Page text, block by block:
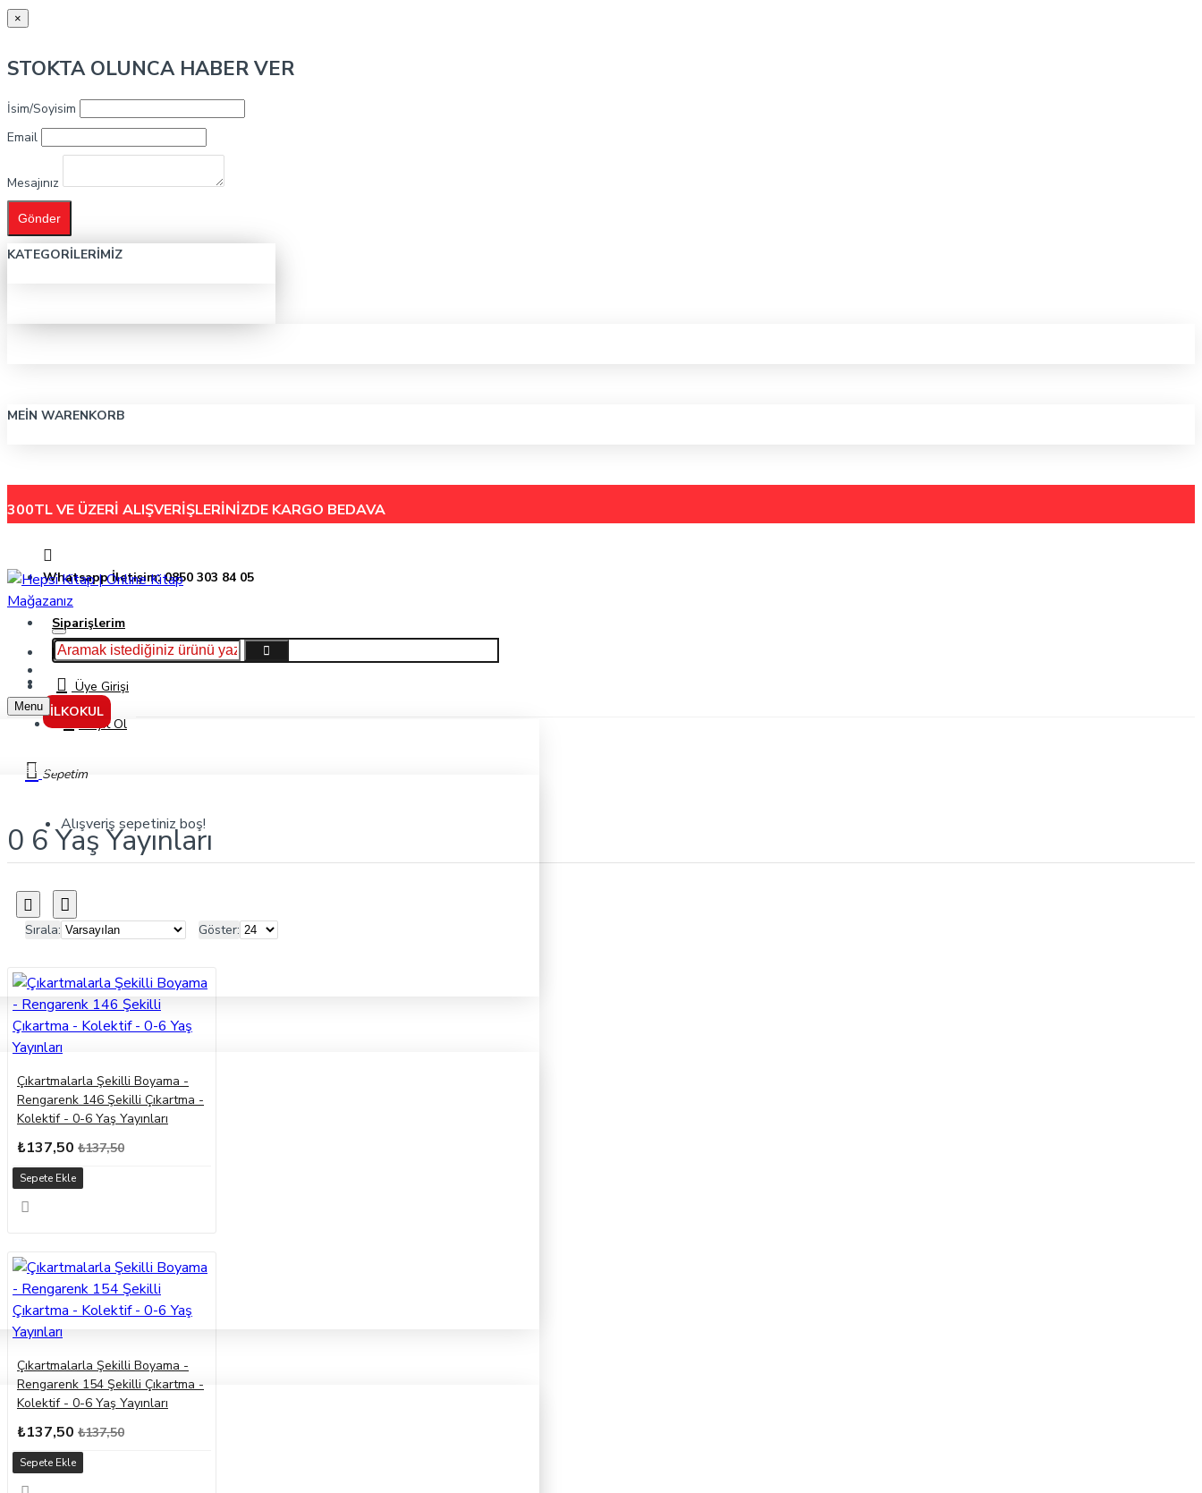
×
STOKTA OLUNCA HABER VER
İsim/Soyisim
Email
Mesajınız
Gönder
KATEGORILERIMIZ
MEIN WARENKORB
300TL VE ÜZERİ ALIŞVERİŞLERİNİZDE KARGO BEDAVA
Whatsapp İletişim: 0850 303 84 05
Siparişlerim
Hakkımızda
İletişimÜye Girişi
Kayıt Ol
Sepetim
Alışveriş sepetiniz boş!
İLKOKUL
Menu
Markalar
0 6 Yaş Yayınları
Sırala: Göster:
Çıkartmalarla Şekilli Boyama -
Rengarenk 146 Şekilli Çıkartma -
Kolektif - 0-6 Yaş Yayınları
₺137,50 ₺137,50
Sepete Ekle
Çıkartmalarla Şekilli Boyama -
Rengarenk 154 Şekilli Çıkartma -
Kolektif - 0-6 Yaş Yayınları
₺137,50 ₺137,50
Sepete Ekle